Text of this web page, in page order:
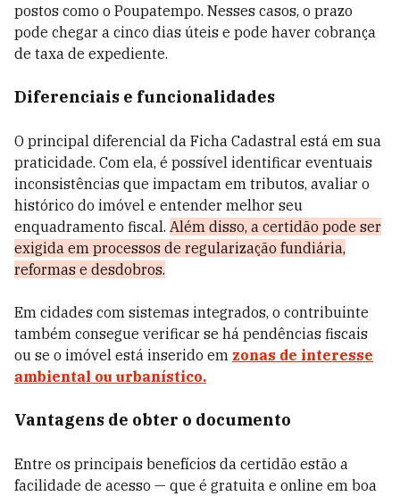
postos como o Poupatempo. Nesses casos, o prazo
pode chegar a cinco dias úteis e pode haver cobrança
de taxa de expediente.
Diferenciais e funcionalidades
O principal diferencial da Ficha Cadastral está em sua
praticidade. Com ela, é possível identificar eventuais
inconsistências que impactam em tributos, avaliar o
histórico do imóvel e entender melhor seu
enquadramento fiscal. Além disso, a certidão pode ser
exigida em processos de regularização fundiária,
reformas e desdobros.
Em cidades com sistemas integrados, o contribuinte
também consegue verificar se há pendências fiscais
ou se o imóvel está inserido em zonas de interesse
ambiental ou urbanístico.
Vantagens de obter o documento
Entre os principais benefícios da certidão estão a
facilidade de acesso — que é gratuita e online em boa